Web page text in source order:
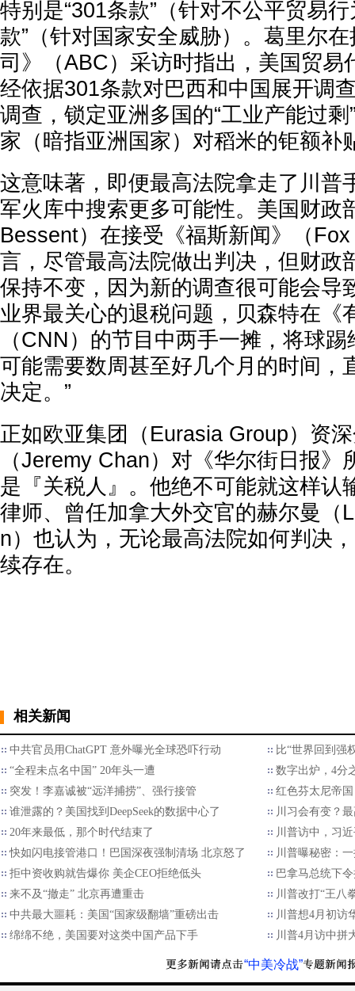
特别是“301条款”（针对不公平贸易
款”（针对国家安全威胁）。葛里尔
司》（ABC）采访时指出，美国贸易
经依据301条款对巴西和中国展开调
调查，锁定亚洲多国的“工业产能过
家（暗指亚洲国家）对稻米的钜额补
这意味著，即便最高法院拿走了川普
军火库中搜索更多可能性。美国财政
Bessent）在接受《福斯新闻》（
言，尽管最高法院做出判决，但财政
保持不变，因为新的调查很可能会导
业界最关心的退税问题，贝森特在《
（CNN）的节目中两手一摊，将球
可能需要数周甚至好几个月的时间，
决定。”
正如欧亚集团（Eurasia Group）资
（Jeremy Chan）对《华尔街日报》
是『关税人』。他绝不可能就这样认
律师、曾任加拿大外交官的赫尔曼（
n）也认为，无论最高法院如何判决
续存在。
相关新闻
中共官员用ChatGPT 意外曝光全球恐吓行动
比“世界回到强
“全程未点名中国” 20年头一遭
数字出炉，4分
突发！李嘉诚被“远洋捕捞”、强行接管
红色芬太尼帝国
谁泄露的？美国找到DeepSeek的数据中心了
川习会有变？
20年来最低，那个时代结束了
川普访中，习
快如闪电接管港口！巴国深夜强制清场 北京怒了
川普曝秘密：
拒中资收购就告爆你 美企CEO拒绝低头
巴拿马总统下
来不及“撤走” 北京再遭重击
川普改打“王八
中共最大噩耗：美国“国家级翻墙”重磅出击
川普想4月初访
绵绵不绝，美国要对这类中国产品下手
川普4月访中拼
“中美冷战”